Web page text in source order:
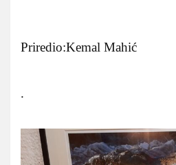
Priredio:Kemal Mahić
.